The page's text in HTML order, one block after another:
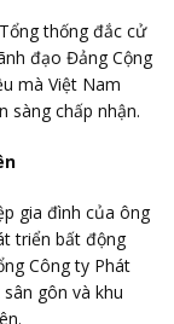
thống đắc cử
đạo Đảng Cộng
mà Việt Nam
sàng chấp nhận.
gia đình của ông
triển bất động
Công ty Phát
gôn và khu